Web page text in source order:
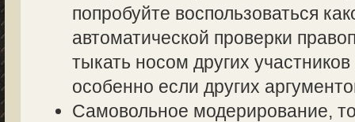
попробуйте воспользоваться
автоматической проверки
тыкать носом других
особенно если других
Самовольное модерирование,